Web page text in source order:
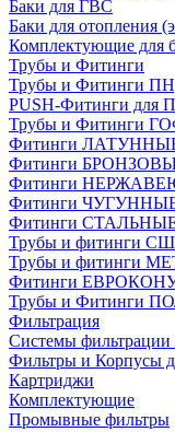
Баки для ГВС
Баки для отопления
Комплектующие для
Трубы и Фитинги
Трубы и Фитинги
PUSH-Фитинги для
Трубы и Фитинги
Фитинги
Фитинги
Фитинги
Фитинги
Фитинги
Трубы и фитинги
Трубы и фитинги
Фитинги
Трубы и Фитинги
Фильтрация
Системы
Фильтры и Корпусы
Картриджи
Комплектующие
Промывные фильтры